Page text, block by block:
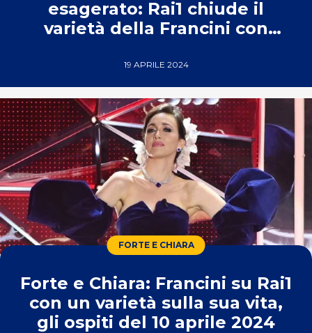
esagerato: Rai1 chiude il
varietà della Francini con
19 APRILE 2024
FORTE E CHIARA
Forte e Chiara: Francini su Rai1
con un varietà sulla sua vita,
gli ospiti del 10 aprile 2024